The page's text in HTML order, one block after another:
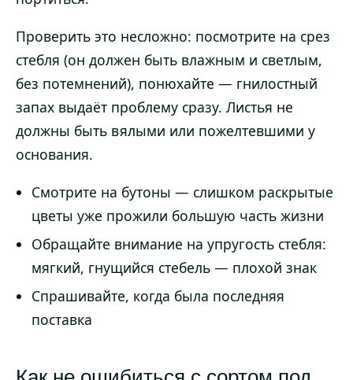
Проверить это несложно: посмотрите на срез
стебля (он должен быть влажным и светлым,
без потемнений), понюхайте — гнилостный
запах выдаёт проблему сразу. Листья не
должны быть вялыми или пожелтевшими у
основания.
Смотрите на бутоны — слишком раскрытые
цветы уже прожили большую часть жизни
Обращайте внимание на упругость стебля:
мягкий, гнущийся стебель — плохой знак
Спрашивайте, когда была последняя
поставка